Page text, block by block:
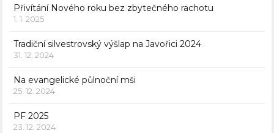
Přivítání Nového roku bez zbytečného rachotu
1. 1. 2025
Tradiční silvestrovský výšlap na Javořici 2024
31. 12. 2024
Na evangelické půlnoční mši
25. 12. 2024
PF 2025
23. 12. 2024